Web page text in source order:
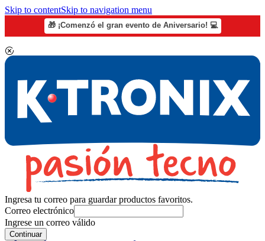
Skip to contentSkip to navigation menu
🎁 ¡Comenzó el gran evento de Aniversario! 💻
Ingresa tu correo para guardar productos favoritos.
Correo electrónico
Ingrese un correo válido
Continuar